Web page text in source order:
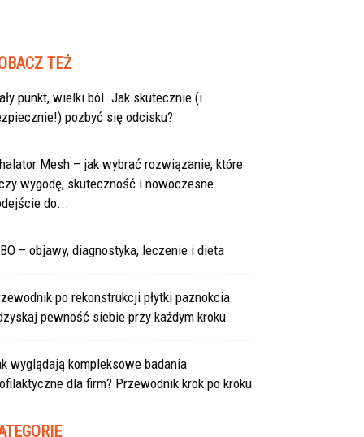
TEŻ
punkt, wielki ból. Jak skutecznie (i
pozbyć się odcisku?
Mesh – jak wybrać rozwiązanie, które
wygodę, skuteczność i nowoczesne
do...
– objawy, diagnostyka, leczenie i dieta
po rekonstrukcji płytki paznokcia.
pewność siebie przy każdym kroku
wyglądają kompleksowe badania
dla firm? Przewodnik krok po kroku